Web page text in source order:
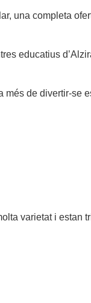
una completa
educatius
més de divertir-se
varietat i estan